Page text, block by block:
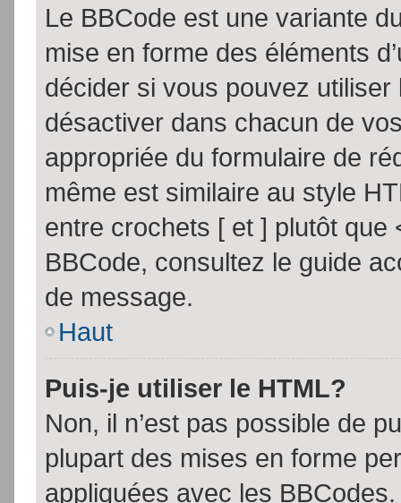
Le BBCode est une variante
mise en forme des éléments
décider si vous pouvez
désactiver dans chacun de
appropriée du formulaire de
même est similaire au style
entre crochets [ et ] plutôt que
BBCode, consultez le guide
de message.
Haut
Puis-je utiliser le HTML?
Non, il n’est pas possible de
plupart des mises en forme
appliquées avec les BBCodes.